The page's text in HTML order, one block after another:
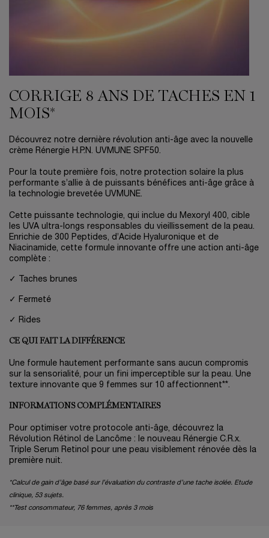
CORRIGE 8 ANS DE TACHES EN 1
MOIS*
Découvrez notre dernière révolution anti-âge avec la nouvelle
crème Rénergie H.P.N. UVMUNE SPF50. ​
​ Pour la toute première fois, notre protection solaire la plus
performante s’allie à de puissants bénéfices anti-âge grâce à
la technologie brevetée UVMUNE. ​
Cette puissante technologie, qui inclue du Mexoryl 400, cible
les UVA ultra-longs responsables du vieillissement de la peau.
Enrichie de 300 Peptides, d’Acide Hyaluronique et de
Niacinamide, cette formule innovante offre une action anti-âge
complète :​
✓ Taches brunes
✓ Fermeté
✓ Rides
CE QUI FAIT LA DIFFÉRENCE
Une formule hautement performante sans aucun compromis
sur la sensorialité, pour un fini imperceptible sur la peau. Une
texture innovante que 9 femmes sur 10 affectionnent**. ​
INFORMATIONS COMPLÉMENTAIRES
​ Pour optimiser votre protocole anti-âge, découvrez la
Révolution Rétinol de Lancôme : le nouveau Rénergie C.R.x.
Triple Serum Retinol pour une peau visiblement rénovée dès la
première nuit. ​
*Calcul de gain d’âge basé sur l’évaluation du contraste d’une tache isolée. Etude
clinique, 53 sujets.
**Test consommateur, 76 femmes, après 3 mois